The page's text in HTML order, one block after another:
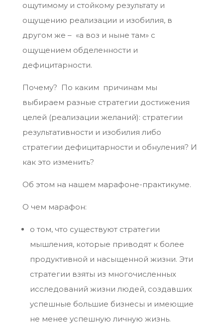
ощутимому и стойкому результату и
ощущению реализации и изобилия, в
другом же – «а воз и ныне там» с
ощущением обделенности и
дефицитарности.
Почему? По каким причинам мы
выбираем разные стратегии достижения
целей (реализации желаний): стратегии
результативности и изобилия либо
стратегии дефицитарности и обнуления? И
как это изменить?
Об этом на нашем марафоне-практикуме.
О чем марафон:
о том, что существуют стратегии
мышления, которые приводят к более
продуктивной и насыщенной жизни. Эти
стратегии взяты из многочисленных
исследований жизни людей, создавших
успешные большие бизнесы и имеющие
не менее успешную личную жизнь.